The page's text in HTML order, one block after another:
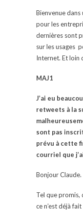
Bienvenue
pour les
dernières sont
sur les usages
Internet. Et loin
MAJ1
J’ai eu
retweets à la
sont pas
prévu à cette
courriel que
Bonjour Claude.
Tel que promis,
ce n’est déjà